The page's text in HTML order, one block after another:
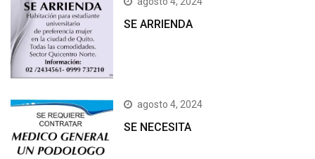
SE ARRIENDA
agosto 4, 2024
SE NECESITA